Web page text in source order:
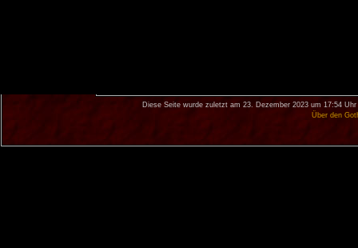
Diese Seite wurde zuletzt am 23. Dezember 2023 um 17:54 Uhr
Über den